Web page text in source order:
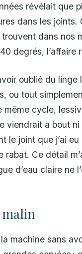
révélait que
dans les joints.
dans nos
degrés, l’affaire
oublié du linge
ou tout
même cycle,
viendrait à bout
le joint que j’ai
Ce détail
d’eau claire ne
malin
machine sans